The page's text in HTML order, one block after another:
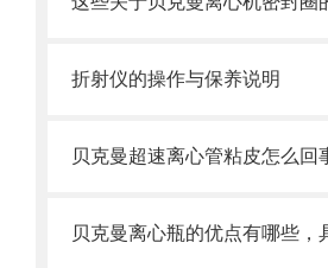
折射仪的操作与保养说明